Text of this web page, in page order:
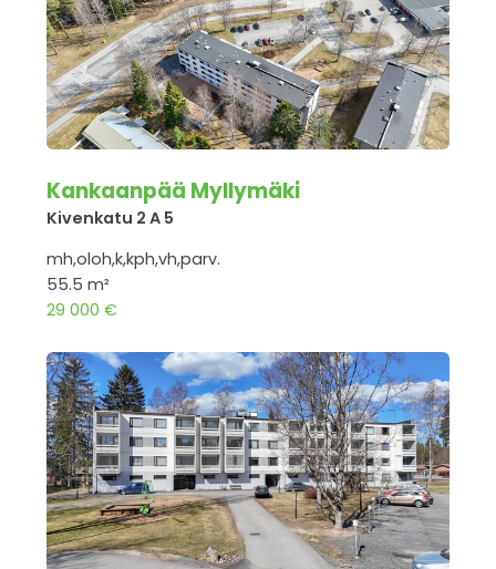
Kankaanpää Myllymäki
Kivenkatu 2 A 5
mh,oloh,k,kph,vh,parv.
55.5 m²
29 000 €